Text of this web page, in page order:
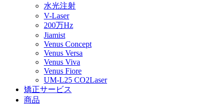
水光注射
V-Laser
200万Hz
Jiamist
Venus Concept
Venus Versa
Venus Viva
Venus Fiore
UM-L25 CO2Laser
矯正サービス
商品